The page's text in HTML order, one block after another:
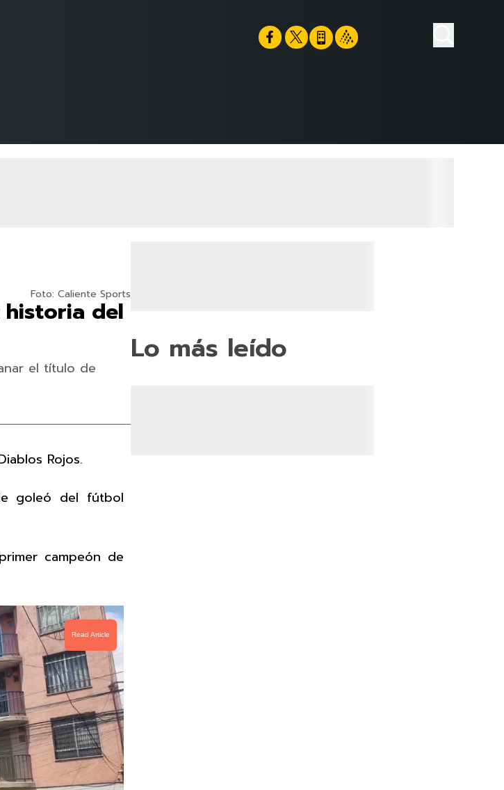
Foto: Caliente Sports
historia del
el título de
Rojos.
goleó del fútbol
campeón de
Read Article
Lo más leído